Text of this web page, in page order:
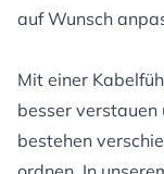
auf Wunsch
Mit einer
besser verstauen
bestehen